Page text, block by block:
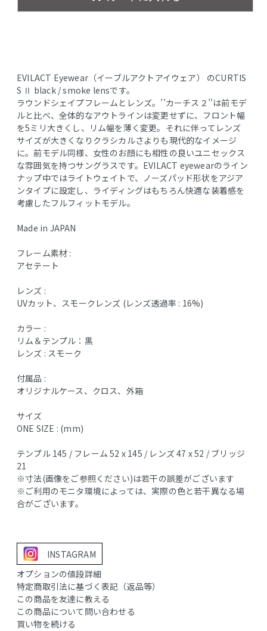
EVILACT Eyewear（イーブルアクトアイウェア） のCURTIS
S Ⅱ black / smoke lensです。
ラウンドシェイプフレームとレンズ。’’カーチス２’’は前モデ
ルと比べ、全体的なアウトラインは変更せずに、フロント幅
を5ミリ大きくし、リム幅を薄く変更。それに伴ってレンズ
サイズが大きくなりクラシカルさよりも現代的なイメージ
に。前モデル同様、女性のお顔にも相性の良いユニセックス
な雰囲気を持つサングラスです。EVILACT eyewearのライン
ナップ中ではライトウェイトで、ノーズパッド形状をアジア
ンタイプに設定し、ライディングはもちろん快適な装着感を
考慮したフルフィットモデル。
Made in JAPAN
フレーム素材 :
アセテート
レンズ :
UVカット、スモークレンズ (レンズ透過率 : 16%)
カラー :
リム＆テンプル：黒
レンズ : スモーク
付属品 :
オリジナルケース、クロス、外箱
サイズ
ONE SIZE : (mm)
テンプル 145 / フレーム 52 x 145 / レンズ 47 x 52 / ブリッジ
21
※寸法(画像をご参照ください)は若干の誤差がございます
※ご利用のモニタ環境によっては、実際の色と若干異なる場
合がございます。
INSTAGRAM
オプションの値段詳細
特定商取引法に基づく表記（返品等）
この商品を友達に教える
この商品について問い合わせる
買い物を続ける